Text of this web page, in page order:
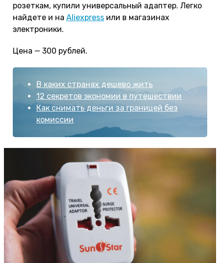
розеткам, купили универсальный адаптер. Легко
найдете и на Aliexpress или в магазинах
электроники.
Цена — 300 рублей.
В каких странах дешево жить
12 секретов экономии в путешествии
Как снимать деньги за границей без
комиссии